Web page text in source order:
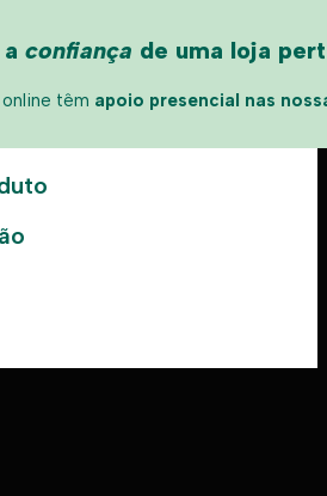
confiança de uma loja
têm apoio presencial nas